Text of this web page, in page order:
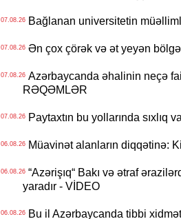
07.08.26Bağlanan universitetin
07.08.26Ən çox çörək və ət yeyən
07.08.26Azərbaycanda əhalinin neçə
RƏQƏMLƏR
07.08.26Paytaxtın bu yollarında sıxlıq
06.08.26Müavinət alanların diqqətinə:
06.08.26“Azərişıq“ Bakı və ətraf
yaradır - VİDEO
06.08.26Bu il Azərbaycanda tibbi